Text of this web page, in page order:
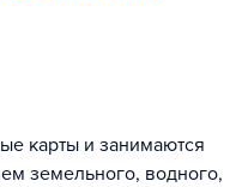
карты и занимаются
земельного, водного,